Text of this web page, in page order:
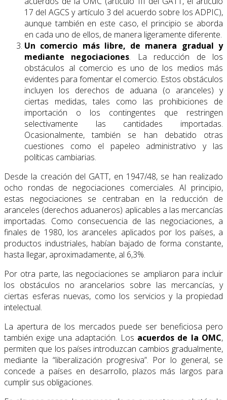
17 del AGCS y artículo 3 del acuerdo sobre los ADPIC),
aunque también en este caso, el principio se aborda
en cada uno de ellos, de manera ligera­mente diferente.
Un comercio más libre, de manera gradual y
mediante negociaciones. La reducción de los
obstáculos al comercio es uno de los medios más
evidentes para fomentar el comercio. Estos obstáculos
incluyen los derechos de aduana (o aranceles) y
ciertas medidas, tales como las prohibiciones de
importación o los contingentes que res­tringen
selectivamente las cantidades importadas.
Ocasionalmente, también se han debatido otras
cuestiones como el papeleo administrativo y las
políticas cambiarias.
Desde la creación del GATT, en 1947/48, se han realizado
ocho rondas de negociaciones comerciales. Al principio,
estas negociaciones se centraban en la reducción de
aranceles (derechos aduaneros) aplicables a las mercancías
importadas. Como consecuencia de las negociaciones, a
finales de 1980, los aranceles aplicados por los países, a
productos indus­triales, habían bajado de forma constante,
hasta llegar, aproximadamente, al 6,3%.
Por otra parte, las negociaciones se ampliaron para incluir
los obstáculos no arancelarios sobre las mercancías, y
ciertas esferas nuevas, como los servicios y la propiedad
intelec­tual.
La apertura de los mercados puede ser beneficiosa pero
también exige una adaptación. Los acuerdos de la OMC,
permiten que los países introduzcan cambios gradualmente,
mediante la “liberalización progresiva”. Por lo general, se
concede a países en desarrollo, plazos más largos para
cumplir sus obligaciones.